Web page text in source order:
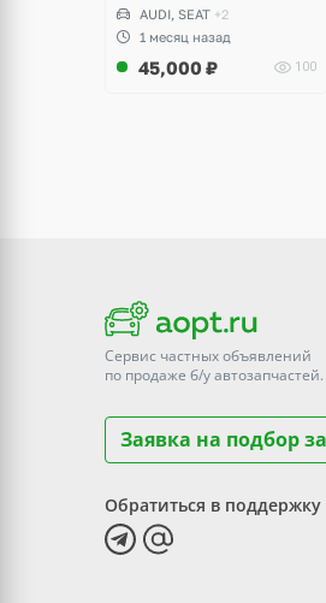
AUDI, SEAT +2
1 месяц назад
45,000 ₽ 100
Сервис частных объявлений
по продаже б/уавтозапчастей.
Заявка на подбор
Обратиться в поддержку